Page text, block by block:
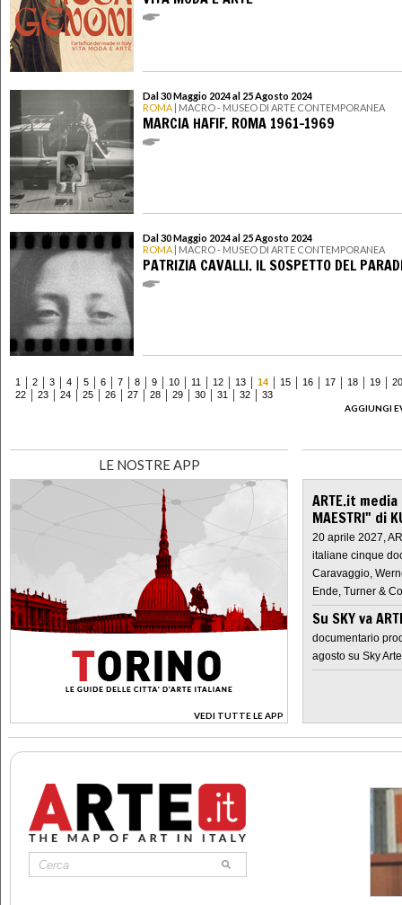
Dal 30 Maggio 2024 al 25 Agosto 2024
ROMA | MACRO - MUSEO DI ARTE CONTEMPORANEA
MARCIA HAFIF. ROMA 1961-1969
Dal 30 Maggio 2024 al 25 Agosto 2024
ROMA | MACRO - MUSEO DI ARTE CONTEMPORANEA
PATRIZIA CAVALLI. IL SOSPETTO DEL
1 2 3 4 5 6 7 8 9 10 11 12 13 14 15 16 17 18 19
20
22
23 24 25 26 27 28 29 30 31 32
33
AGGIUNGI
LE NOSTRE APP
VEDI TUTTE LE APP
>
ARTE.it
MAESTRI" di
20 aprile 2027,
italiane cinque
Caravaggio,
Ende, Turner &
Su SKY va
documentario
agosto su Sky Arte